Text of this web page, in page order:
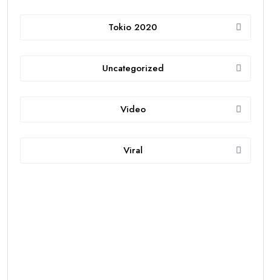
Tokio 2020
Uncategorized
Video
Viral